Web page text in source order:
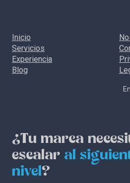
Inicio
Servicios
Experiencia
Blog
¿Tu marca
escalar al
nivel?